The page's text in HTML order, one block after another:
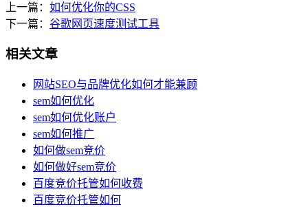
上一篇： 如何优化你的CSS
下一篇： 谷歌网页速度测试工具
相关文章
网站SEO与品牌优化如何才能兼顾
sem如何优化
sem如何优化账户
sem如何推广
如何做sem竞价
如何做好sem竞价
百度竞价托管如何收费
百度竞价托管如何